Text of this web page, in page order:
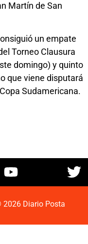
Martín de San
un empate
Torneo Clausura
domingo) y quinto
que viene disputará
Sudamericana.
2026 Diario Posta